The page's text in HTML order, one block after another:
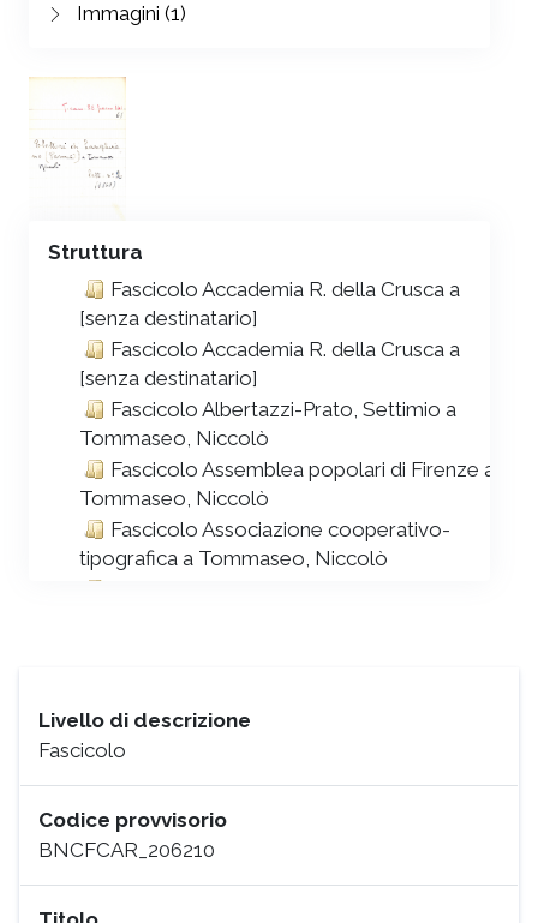
Immagini (1)
Struttura
Fascicolo Accademia R. della Crusca a
[senza destinatario]
Fascicolo Accademia R. della Crusca a
[senza destinatario]
Fascicolo Albertazzi-Prato, Settimio a
Tommaseo, Niccolò
Fascicolo Assemblea popolari di Firenze a
Tommaseo, Niccolò
Fascicolo Associazione cooperativo-
tipografica a Tommaseo, Niccolò
Fascicolo Bandini, Pietro a Tommaseo,
Niccolò
Fascicolo Berti, Antonio a Tommaseo,
Niccolò
Fascicolo Bianchi, Brunone a Tommaseo,
Niccolò
Livello di descrizione
Fascicolo
Codice provvisorio
BNCFCAR_206210